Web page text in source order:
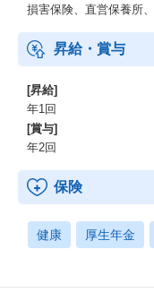
損害保険、直営保養所
昇給・賞与
[昇給]
年1回
[賞与]
年2回
保険
健康 厚生年金